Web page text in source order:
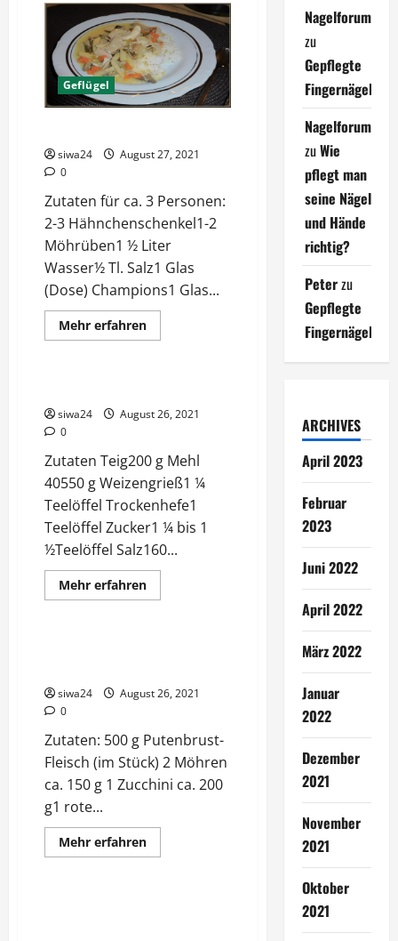
Autist
und
ein
nicht
Autist
in
einer
Beziehung
Geflügel
siwa24
August 27, 2021
0
Zutaten für ca. 3 Personen:
2-3 Hähnchenschenkel1-2
Möhrüben1 ½ Liter
Wasser½ Tl. Salz1 Glas
(Dose) Champions1 Glas...
Mehr erfahrenMehr
Informationen
Pizza
siwa24
August 26, 2021
0
Zutaten Teig200 g Mehl
40550 g Weizengrieß1 ¼
Teelöffel Trockenhefe1
Teelöffel Zucker1 ¼ bis 1
½Teelöffel Salz160...
Mehr erfahrenMehr
Informationen
Geflügel
Indische Gerichte
siwa24
August 26, 2021
0
Zutaten: 500 g Putenbrust-
Fleisch (im Stück) 2 Möhren
ca. 150 g 1 Zucchini ca. 200
g1 rote...
Mehr erfahrenMehr
Informationen
Frühstück
Nagelforum
zu
Gepflegte
Fingernägel
Nagelforum
zuWie
pflegt man
seine Nägel
und Hände
richtig?
Peterzu
Gepflegte
Fingernägel
ARCHIVES
April 2023
Februar
2023
Juni 2022
April 2022
März 2022
Januar
2022
Dezember
2021
November
2021
Oktober
2021